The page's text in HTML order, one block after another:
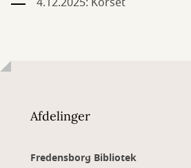
Afdelinger
Fredensborg Bibliotek